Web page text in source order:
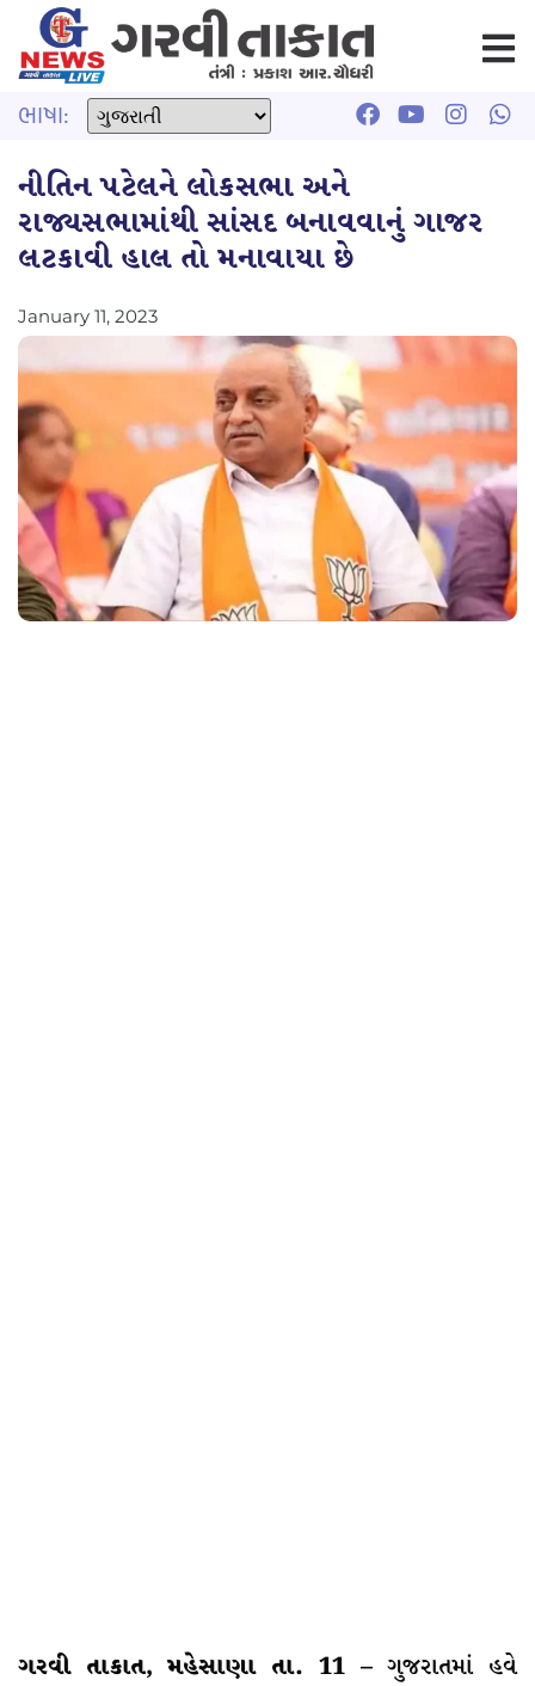
ભાષા:
નીતિન પટેલને લોકસભા અને
રાજ્યસભામાંથી સાંસદ બનાવવાનું ગાજર
લટકાવી હાલ તો મનાવાયા છે
January 11, 2023
ગરવી તાકાત, મહેસાણા તા. 11 –ગુજરાતમાં હવે